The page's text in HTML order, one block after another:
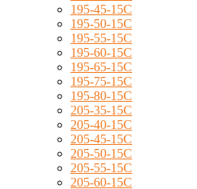
195-45-15C
195-50-15C
195-55-15C
195-60-15C
195-65-15C
195-75-15C
195-80-15C
205-35-15C
205-40-15C
205-45-15C
205-50-15C
205-55-15C
205-60-15C